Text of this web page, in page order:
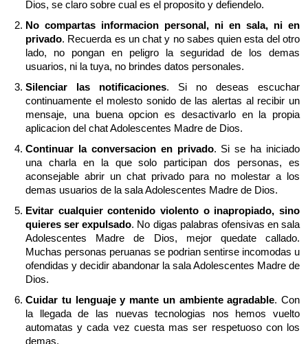
Dios, se claro sobre cual es el proposito y defiendelo.
No compartas informacion personal, ni en sala, ni en
privado. Recuerda es un chat y no sabes quien esta del otro
lado, no pongan en peligro la seguridad de los demas
usuarios, ni la tuya, no brindes datos personales.
Silenciar las notificaciones. Si no deseas escuchar
continuamente el molesto sonido de las alertas al recibir un
mensaje, una buena opcion es desactivarlo en la propia
aplicacion del chat Adolescentes Madre de Dios.
Continuar la conversacion en privado. Si se ha iniciado
una charla en la que solo participan dos personas, es
aconsejable abrir un chat privado para no molestar a los
demas usuarios de la sala Adolescentes Madre de Dios.
Evitar cualquier contenido violento o inapropiado, sino
quieres ser expulsado. No digas palabras ofensivas en sala
Adolescentes Madre de Dios, mejor quedate callado.
Muchas personas peruanas se podrian sentirse incomodas u
ofendidas y decidir abandonar la sala Adolescentes Madre de
Dios.
Cuidar tu lenguaje y mante un ambiente agradable. Con
la llegada de las nuevas tecnologias nos hemos vuelto
automatas y cada vez cuesta mas ser respetuoso con los
demas.